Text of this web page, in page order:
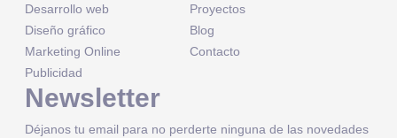
Desarrollo web
Diseño gráfico
Marketing Online
Publicidad
Proyectos
Blog
Contacto
Newsletter
Déjanos tu email para no perderte ninguna de las novedades